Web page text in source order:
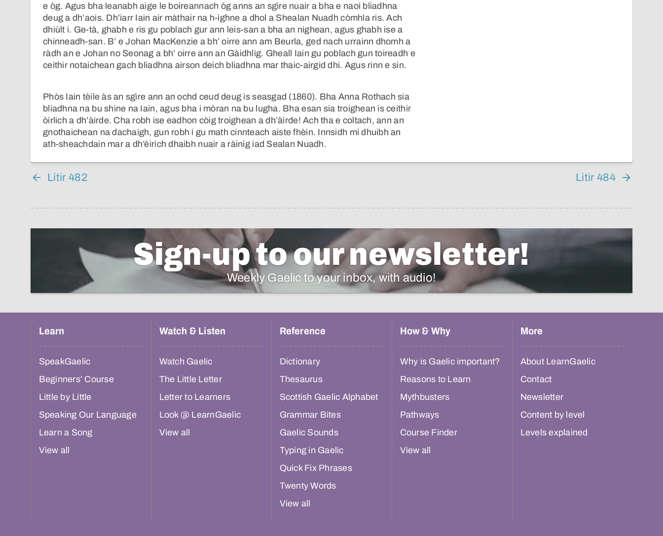
e òg. Agus bha leanabh aige le boireannach òg anns an sgìre nuair a bha e naoi bliadhna
deug a dh’aois. Dh’iarr Iain air màthair na h-ìghne a dhol a Shealan Nuadh còmhla ris. Ach
dhiùlt i. Ge-tà, ghabh e ris gu poblach gur ann leis-san a bha an nighean, agus ghabh ise a
chinneadh-san. B’ e Johan MacKenzie a bh’ oirre ann am Beurla, ged nach urrainn dhomh a
ràdh an e Johan no Seonag a bh’ oirre ann an Gàidhlig. Gheall Iain gu poblach gun toireadh e
ceithir notaichean gach bliadhna airson deich bliadhna mar thaic-airgid dhi. Agus rinn e sin.
Phòs Iain tèile às an sgìre ann an ochd ceud deug is seasgad (1860). Bha Anna Rothach sia
bliadhna na bu shine na Iain, agus bha i mòran na bu lugha. Bha esan sia troighean is ceithir
òirlich a dh’àirde. Cha robh ise eadhon còig troighean a dh’àirde! Ach tha e coltach, ann an
gnothaichean na dachaigh, gun robh i gu math cinnteach aiste fhèin. Innsidh mi dhuibh an
ath-sheachdain mar a dh’èirich dhaibh nuair a ràinig iad Sealan Nuadh.
Litir 482 Litir 484
Sign-up to our newsletter!
Weekly Gaelic to your inbox, with audio!
Learn
SpeakGaelic
Beginners’ Course
Little by Little
Speaking Our Language
Learn a Song
View all
Watch & Listen
Watch Gaelic
The Little Letter
Letter to Learners
Look @ LearnGaelic
View all
Reference
Dictionary
Thesaurus
Scottish Gaelic Alphabet
Grammar Bites
Gaelic Sounds
Typing in Gaelic
Quick Fix Phrases
Twenty Words
View all
How & Why
Why is Gaelic important?
Reasons to Learn
Mythbusters
Pathways
Course Finder
View all
More
About LearnGaelic
Contact
Newsletter
Content by level
Levels explained